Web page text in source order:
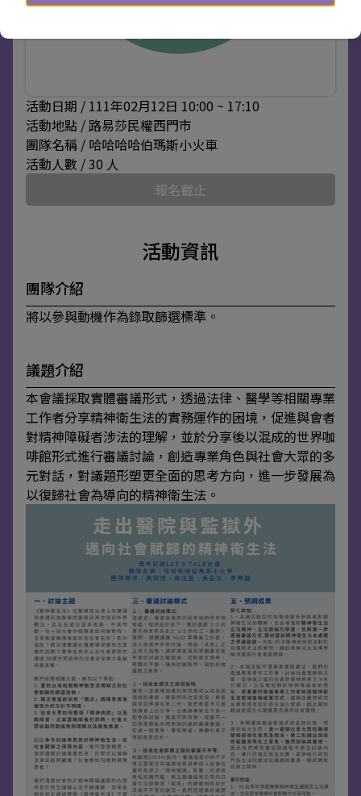
活動日期 / 111年02月12日 10:00 ~ 17:10
活動地點 / 路易莎民權西門市
團隊名稱 / 哈哈哈哈伯瑪斯小火車
活動人數 / 30 人
報名截止
活動資訊
團隊介紹
將以參與動機作為錄取篩選標準。
議題介紹
本會議採取實體審議形式，透過法律、醫學等相關專業
工作者分享精神衛生法的實務運作的困境，促進與會者
對精神障礙者涉法的理解，並於分享後以混成的世界咖
啡館形式進行審議討論，創造專業角色與社會大眾的多
元對話，對議題形塑更全面的思考方向，進一步發展為
以復歸社會為導向的精神衛生法。